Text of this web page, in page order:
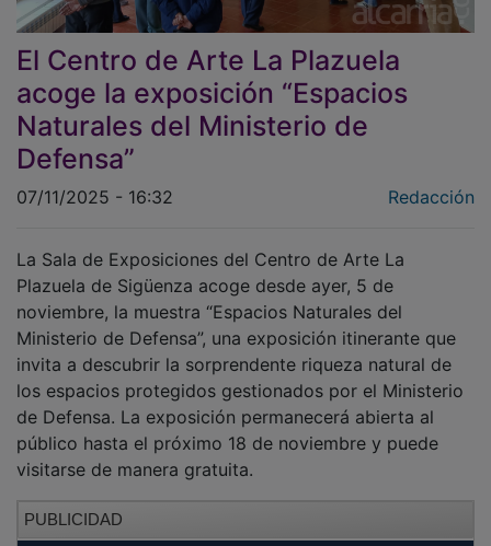
El Centro de Arte La Plazuela
acoge la exposición “Espacios
Naturales del Ministerio de
Defensa”
Plazuela de Sigüenza acoge desde ayer, 5 de
noviembre, la muestra “Espacios Naturales del
Ministerio de Defensa”, una exposición itinerante que
invita a descubrir la sorprendente riqueza natural de
los espacios protegidos gestionados por el Ministerio
de Defensa. La exposición permanecerá abierta al
público hasta el próximo 18 de noviembre y puede
visitarse de manera gratuita.